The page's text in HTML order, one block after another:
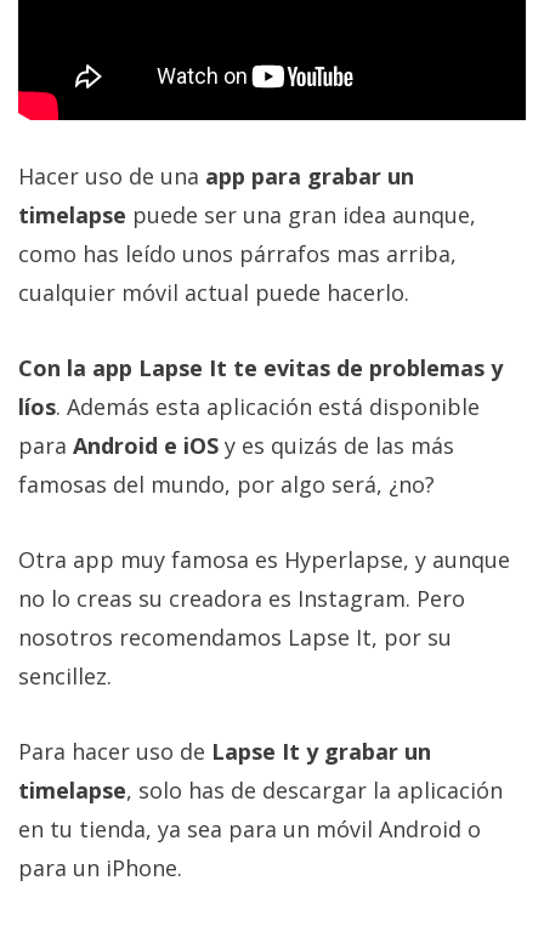
Hacer uso de una app para grabar un
timelapse puede ser una gran idea aunque,
como has leído unos párrafos mas arriba,
cualquier móvil actual puede hacerlo.
Con la app Lapse It te evitas de problemas y
líos. Además esta aplicación está disponible
para Android e iOS y es quizás de las más
famosas del mundo, por algo será, ¿no?
Otra app muy famosa es Hyperlapse, y aunque
no lo creas su creadora es Instagram. Pero
nosotros recomendamos Lapse It, por su
sencillez.
Para hacer uso de Lapse It y grabar un
timelapse, solo has de descargar la aplicación
en tu tienda, ya sea para un móvil Android o
para un iPhone.